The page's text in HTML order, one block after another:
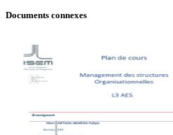
Documents connexes